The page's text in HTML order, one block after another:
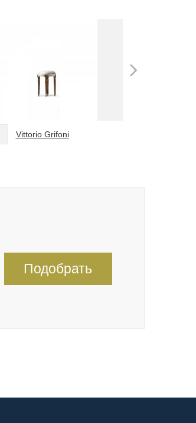
Vittorio Grifoni
Подобрать